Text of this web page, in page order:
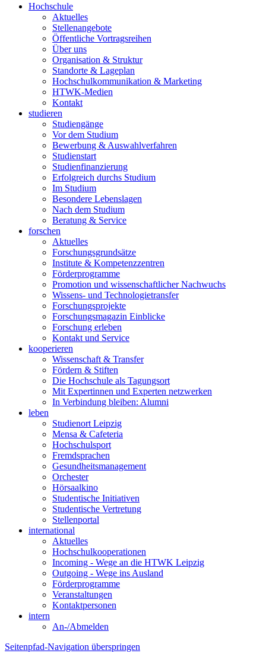
Hochschule
Aktuelles
Stellenangebote
Öffentliche Vortragsreihen
Über uns
Organisation & Struktur
Standorte & Lageplan
Hochschulkommunikation & Marketing
HTWK-Medien
Kontakt
studieren
Studiengänge
Vor dem Studium
Bewerbung & Auswahlverfahren
Studienstart
Studienfinanzierung
Erfolgreich durchs Studium
Im Studium
Besondere Lebenslagen
Nach dem Studium
Beratung & Service
forschen
Aktuelles
Forschungsgrundsätze
Institute & Kompetenzzentren
Förderprogramme
Promotion und wissenschaftlicher Nachwuchs
Wissens- und Technologietransfer
Forschungsprojekte
Forschungsmagazin Einblicke
Forschung erleben
Kontakt und Service
kooperieren
Wissenschaft & Transfer
Fördern & Stiften
Die Hochschule als Tagungsort
Mit Expertinnen und Experten netzwerken
In Verbindung bleiben: Alumni
leben
Studienort Leipzig
Mensa & Cafeteria
Hochschulsport
Fremdsprachen
Gesundheitsmanagement
Orchester
Hörsaalkino
Studentische Initiativen
Studentische Vertretung
Stellenportal
international
Aktuelles
Hochschulkooperationen
Incoming - Wege an die HTWK Leipzig
Outgoing - Wege ins Ausland
Förderprogramme
Veranstaltungen
Kontaktpersonen
intern
An-/Abmelden
Seitenpfad-Navigation überspringen